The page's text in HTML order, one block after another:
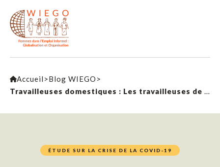
Accueil >Blog WIEGO >
Travailleuses domestiques : Les travailleuses de première ligne font face aux défis du COVID-19
ÉTUDE SUR LA CRISE DE LA COVID-19